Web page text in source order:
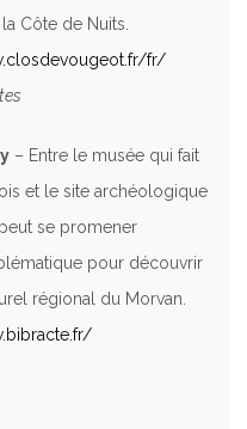
Côte de Nuits.
fr/
– Entre le musée qui fait
et le site archéologique
se promener
pour découvrir
régional du Morvan.